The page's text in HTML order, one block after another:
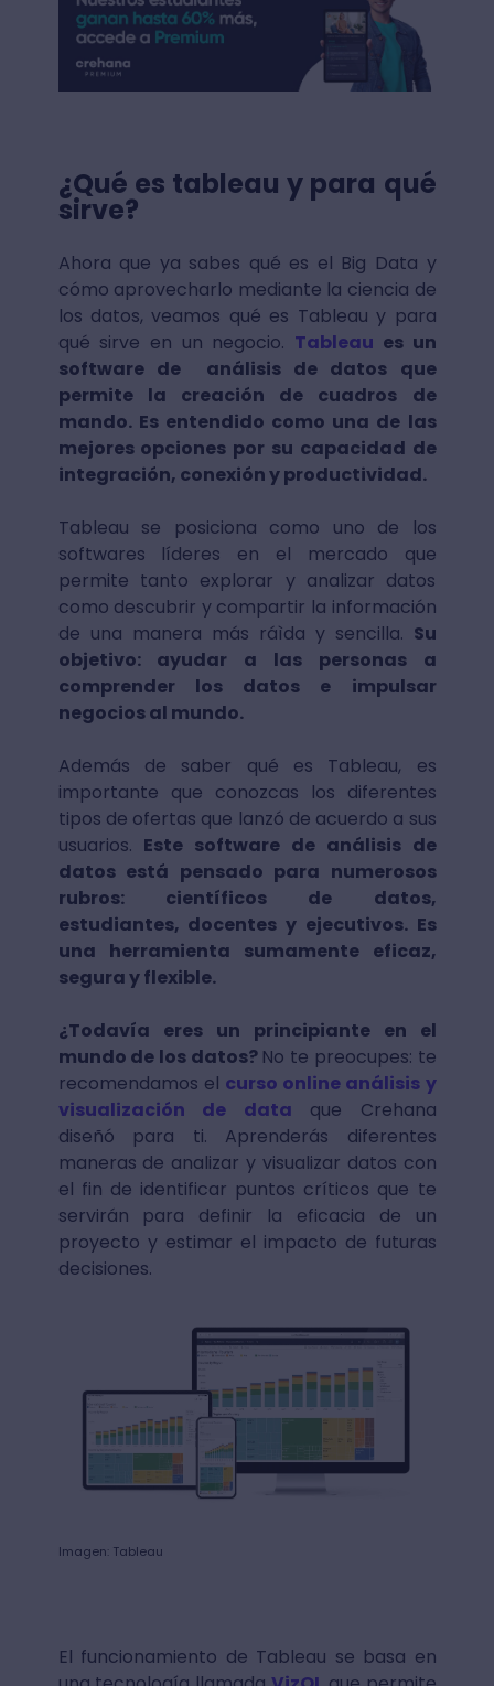
¿Qué es tableau y para qué
sirve?
Ahora que ya sabes qué es el Big Data y
cómo aprovecharlo mediante la ciencia de
los datos, veamos qué es Tableau y para
qué sirve en un negocio. Tableau es un
software de análisis de datos que
permite la creación de cuadros de
mando. Es entendido como una de las
mejores opciones por su capacidad de
integración, conexión y productividad.
Tableau se posiciona como uno de los
softwares líderes en el mercado que
permite tanto explorar y analizar datos
como descubrir y compartir la información
de una manera más ráìda y sencilla. Su
objetivo: ayudar a las personas a
comprender los datos e impulsar
negocios al mundo.
Además de saber qué es Tableau, es
importante que conozcas los diferentes
tipos de ofertas que lanzó de acuerdo a sus
usuarios. Este software de análisis de
datos está pensado para numerosos
rubros: científicos de datos,
estudiantes, docentes y ejecutivos. Es
una herramienta sumamente eficaz,
segura y flexible.
¿Todavía eres un principiante en el
mundo de los datos? No te preocupes: te
recomendamos el curso online análisis y
visualización de data que Crehana
diseñó para ti. Aprenderás diferentes
maneras de analizar y visualizar datos con
el fin de identificar puntos críticos que te
servirán para definir la eficacia de un
proyecto y estimar el impacto de futuras
decisiones.
Imagen: Tableau
El funcionamiento de Tableau se basa en